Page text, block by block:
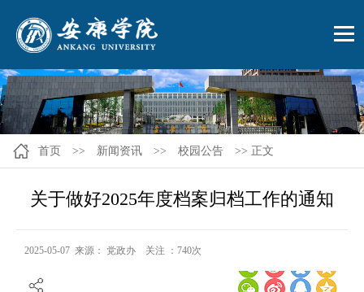
首页 >> 新闻资讯 >> 校园公告 >> 正文
关于做好2025年度档案归档工作的通知
2025-05-07 来源： 党政办 关注 ： 740次